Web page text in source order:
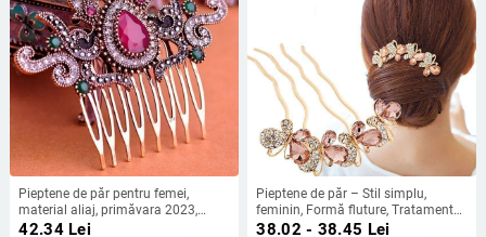
Pieptene de păr pentru femei,
material aliaj, primăvara 2023,
accesorii pentru cap
42.34Lei
Pieptene de păr – Stil simplu,
feminin, Formă fluture, Tratament
diamant, Cristal ametist (Material:
38.02 - 38.45 Lei